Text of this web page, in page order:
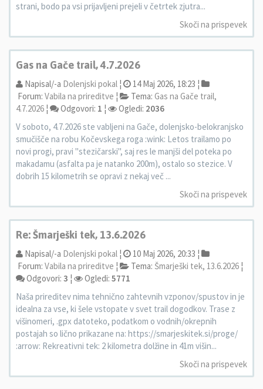
strani, bodo pa vsi prijavljeni prejeli v četrtek zjutra...
Skoči na prispevek
Gas na Gače trail, 4.7.2026
Napisal/-a Dolenjski pokal ¦
14 Maj 2026, 18:23 ¦
Forum: Vabila na prireditve ¦ Tema: Gas na Gače trail,
4.7.2026 ¦ Odgovori: 1 ¦ Ogledi: 2036
V soboto, 4.7.2026 ste vabljeni na Gače, dolenjsko-belokranjsko
smučišče na robu Kočevskega roga :wink: Letos trailamo po
novi progi, pravi "stezičarski", saj res le manjši del poteka po
makadamu (asfalta pa je natanko 200m), ostalo so stezice. V
dobrih 15 kilometrih se opravi z nekaj več ...
Skoči na prispevek
Re: Šmarješki tek, 13.6.2026
Napisal/-a Dolenjski pokal ¦
10 Maj 2026, 20:33 ¦
Forum: Vabila na prireditve ¦ Tema: Šmarješki tek, 13.6.2026 ¦
Odgovori: 3 ¦ Ogledi: 5771
Naša prireditev nima tehnično zahtevnih vzponov/spustov in je
idealna za vse, ki šele vstopate v svet trail dogodkov. Trase z
višinomeri, .gpx datoteko, podatkom o vodnih/okrepnih
postajah so lično prikazane na: https://smarjeskitek.si/proge/
:arrow: Rekreativni tek: 2 kilometra dolžine in 41m višin...
Skoči na prispevek